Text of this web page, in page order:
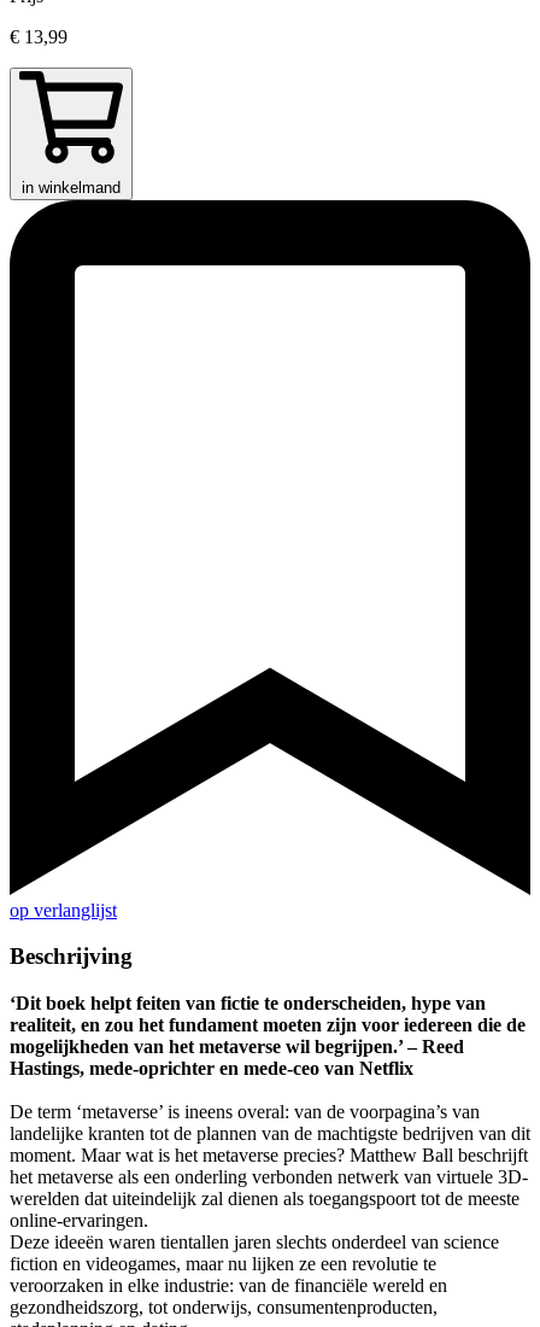
€ 13,99
in winkelmand
op verlanglijst
Beschrijving
‘Dit boek helpt feiten van fictie te onderscheiden, hype van
realiteit, en zou het fundament moeten zijn voor iedereen die de
mogelijkheden van het metaverse wil begrijpen.’ – Reed
Hastings, mede-oprichter en mede-ceo van Netflix
De term ‘metaverse’ is ineens overal: van de voorpagina’s van
landelijke kranten tot de plannen van de machtigste bedrijven van dit
moment. Maar wat is het metaverse precies? Matthew Ball beschrijft
het metaverse als een onderling verbonden netwerk van virtuele 3D-
werelden dat uiteindelijk zal dienen als toegangspoort tot de meeste
online-ervaringen.
Deze ideeën waren tientallen jaren slechts onderdeel van science
fiction en videogames, maar nu lijken ze een revolutie te
veroorzaken in elke industrie: van de financiële wereld en
gezondheidszorg, tot onderwijs, consumentenproducten,